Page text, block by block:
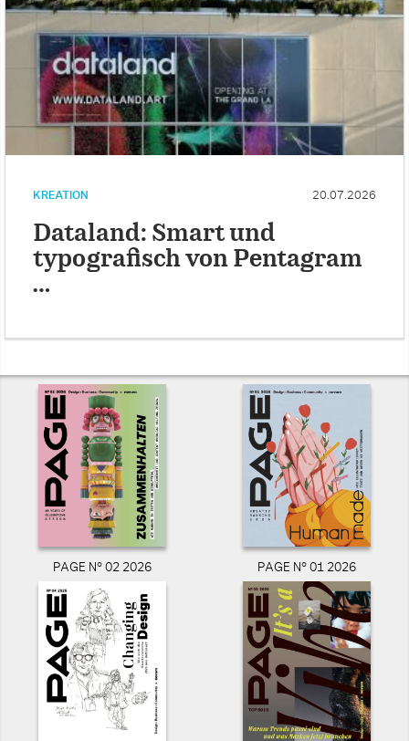
KREATION 20.07.2026
Dataland: Smart und
typografisch von Pentagram
…
PAGE N° 02 2026 PAGE N° 01 2026